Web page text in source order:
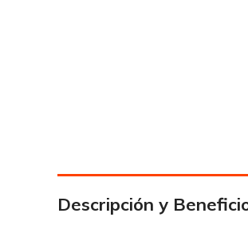
Descripción y